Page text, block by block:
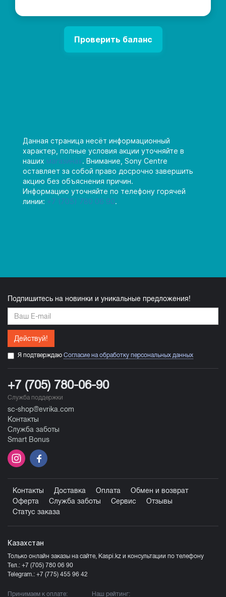
Проверить баланс
Данная страница несёт информационный
характер, полные условия акции уточняйте в
наших магазинах. Внимание, Sony Centre
оставляет за собой право досрочно завершить
акцию без объяснения причин.
Информацию уточняйте по телефону горячей
линии: +7 (705) 780 06 90.
Подпишитесь на новинки и уникальные предложения!
Действуй!
Я подтверждаю Согласие на обработку персональных данных
+7 (705) 780-06-90
Служба поддержки
sc-shop@evrika.com
Контакты
Служба заботы
Smart Bonus
Контакты Доставка Оплата
Обмен и возврат
Оферта
Служба заботы Сервис
Отзывы
Статус заказа
Казахстан
Только онлайн заказы на сайте, Kaspi.kz и консультации по телефону
Тел.: +7 (705) 780 06 90
Telegram.: +7 (775) 455 96 42
Принимаем к оплате: Наш рейтинг: